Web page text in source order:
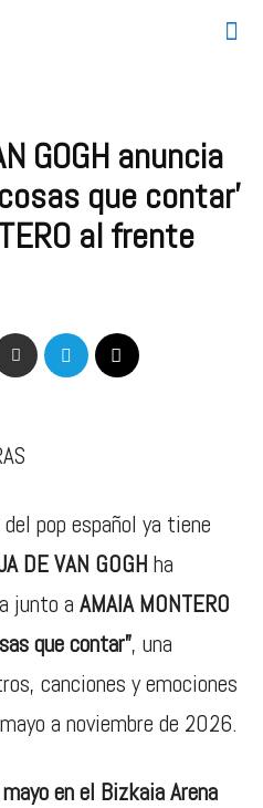
GOGH anuncia
que contar’
al frente
pop español ya tiene
DE VAN GOGH ha
junto a AMAIA MONTERO
que contar”, una
canciones y emociones
a noviembre de 2026.
en el Bizkaia Arena